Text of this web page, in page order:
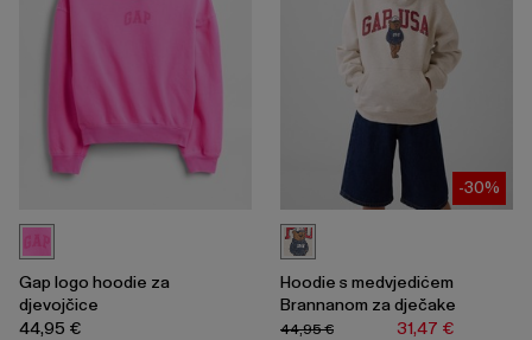
Gap logo hoodie za
djevojčice
44,95 €
-30%
Hoodie s medvjedićem
Brannanom za dječake
31,47 €
44,95 €